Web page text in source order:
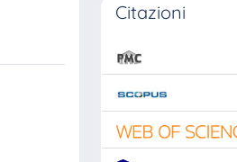
Citazioni